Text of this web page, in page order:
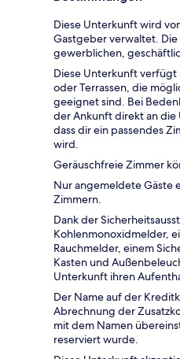
Diese Unterkunft wird
Gastgeber verwaltet.
gewerblichen,
Diese Unterkunft
oder Terrassen, die
geeignet sind. Bei
der Ankunft direkt an die
dass dir ein passendes
wird.
Geräuschfreie Zimmer
Nur angemeldete Gäste
Zimmern.
Dank der
Kohlenmonoxidmelder,
Rauchmelder, einem
Kasten und
Unterkunft ihren
Der Name auf der
Abrechnung der
mit dem Namen
reserviert wurde.